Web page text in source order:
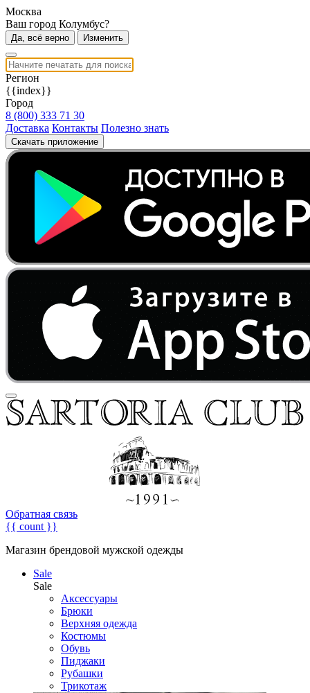
Москва
Ваш город Колумбус?
Да, всё верно Изменить
Регион
{{index}}
Город
8 (800) 333 71 30
Доставка Контакты Полезно знать
Скачать приложение
Обратная связь
{{ count }}
Магазин брендовой мужской одежды
Sale
Sale
Аксессуары
Брюки
Верхняя одежда
Костюмы
Обувь
Пиджаки
Рубашки
Трикотаж